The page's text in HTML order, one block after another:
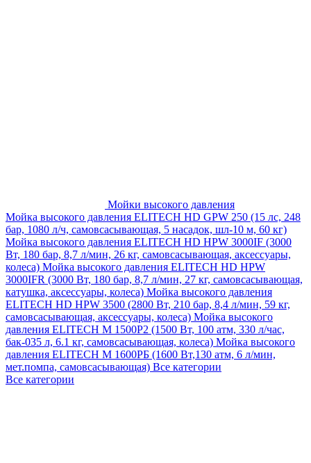
Мойки высокого давления
Мойка высокого давления ELITECH HD GPW 250 (15 лс, 248
бар, 1080 л/ч, самовсасывающая, 5 насадок, шл-10 м, 60 кг)
Мойка высокого давления ELITECH HD HPW 3000IF (3000
Вт, 180 бар, 8,7 л/мин, 26 кг, самовсасывающая, аксессуары,
колеса) Мойка высокого давления ELITECH HD HPW
3000IFR (3000 Вт, 180 бар, 8,7 л/мин, 27 кг, самовсасывающая,
катушка, аксессуары, колеса) Мойка высокого давления
ELITECH HD HPW 3500 (2800 Вт, 210 бар, 8,4 л/мин, 59 кг,
самовсасывающая, аксессуары, колеса) Мойка высокого
давления ELITECH M 1500P2 (1500 Вт, 100 атм, 330 л/час,
бак-035 л, 6.1 кг, самовсасывающая, колеса) Мойка высокого
давления ELITECH М 1600РБ (1600 Вт,130 атм, 6 л/мин,
мет.помпа, самовсасывающая) Все категории
Все категории